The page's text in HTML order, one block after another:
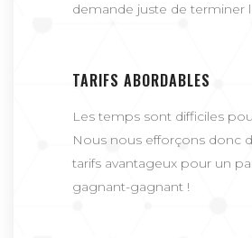
demande juste de terminer
TARIFS ABORDABLES
Les temps sont difficiles
Nous nous efforçons donc
tarifs avantageux pour un
gagnant-gagnant !